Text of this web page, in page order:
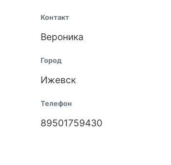
Контакт
Вероника
Город
Ижевск
Телефон
89501759430